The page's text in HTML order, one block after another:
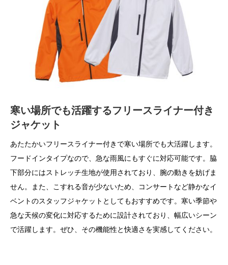
寒い場所でも活躍するフリースライナー付き
ジャケット
あたたかいフリースライナー付きで寒い場所でも大活躍します。
フードインタイプなので、急な雨風にもすぐに対応可能です。脇
下部分にはストレッチ生地が使用されており、腕の動きを妨げま
せん。また、こすれる音が少ないため、コンサートなど静かなイ
ベントのスタッフジャケットとしてもおすすめです。寒い季節や
急な天候の変化に対応するために設計されており、幅広いシーン
で活躍します。ぜひ、その機能性と快適さを実感してください。